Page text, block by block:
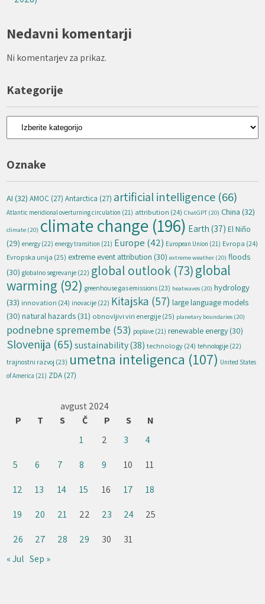
Nedavni komentarji
Ni komentarjev za prikaz.
Kategorije
Kategorije
Oznake
AI (32) AMOC (27) Antarctica (27) artificial intelligence (66)
Atlantic meridional overturning circulation (21) attribution (24) ChatGPT (20) China (32)
climate (20) climate change (196) Earth (37) El Niño
(29) energy (22) energy transition (21) Europe (42) European Union (21) Evropa (24)
Evropska unija (25) extreme event attribution (30) extreme weather (20) floods
(30) globalno segrevanje (22) global outlook (73)global
warming (92) greenhouse gas emissions (23) heatwaves (20) hydrology
(33) innovation (24) inovacije (22) Kitajska (57) large language models
(30) natural hazards (31) obnovljivi viri energije(25) planetary boundaries (20)
podnebne spremembe (53) poplave (21) renewable energy (30)
Slovenija (65) sustainability(38) technology(24) tehnologije (22)
trajnostni razvoj (23) umetna inteligenca (107) United States
of America (21) ZDA (27)
avgust 2024
P
T S Č P S
N
1
2 3
4
5
6 7 8 9 10
11
12
13 14 15 16 17
18
19
20 21 22 23 24
25
26
27 28 29 30
31
« Jul Sep »